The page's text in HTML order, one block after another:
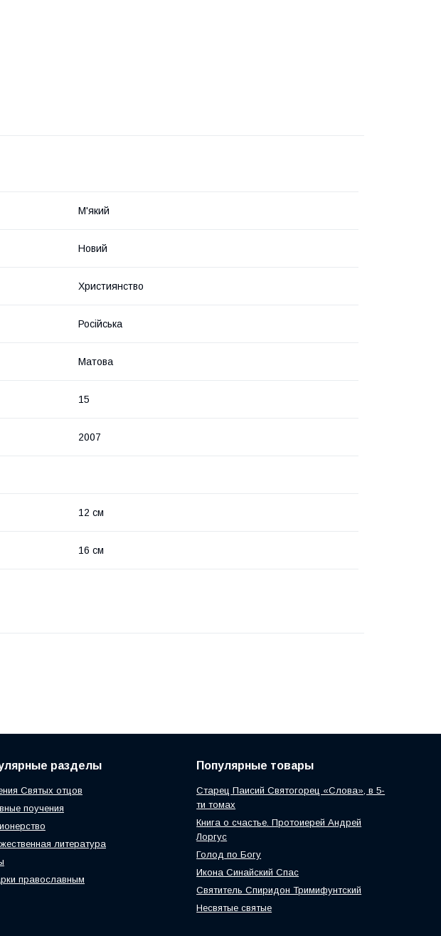
М'який
Новий
Християнство
Російська
Матова
15
2007
12 см
16 см
разделы
Святых отцов
поучения
литература
православным
Популярные товары
Старец Паисий Святогорец «Слова», в 5-
ти томах
Книга о счастье. Протоиерей Андрей
Лоргус
Голод по Богу
Икона Синайский Спас
Святитель Спиридон Тримифунтский
Несвятые святые